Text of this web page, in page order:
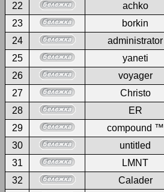
22
achko
23
borkin
24
administrator
25
yaneti
26
voyager
27
Christo
28
ER
29
compound ™
30
untitled
31
LMNT
32
Calader